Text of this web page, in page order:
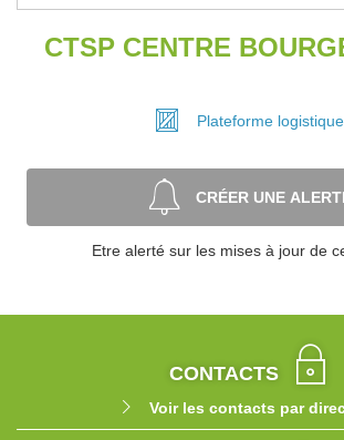
CTSP CENTRE
Plateforme logistique
CRÉER UNE
Etre alerté sur les mises à jour de
CONTACTS
Voir les contacts par